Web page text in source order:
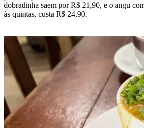
dobradinha saem por R$ 21,90, e o angu
às quintas, custa R$ 24,90.